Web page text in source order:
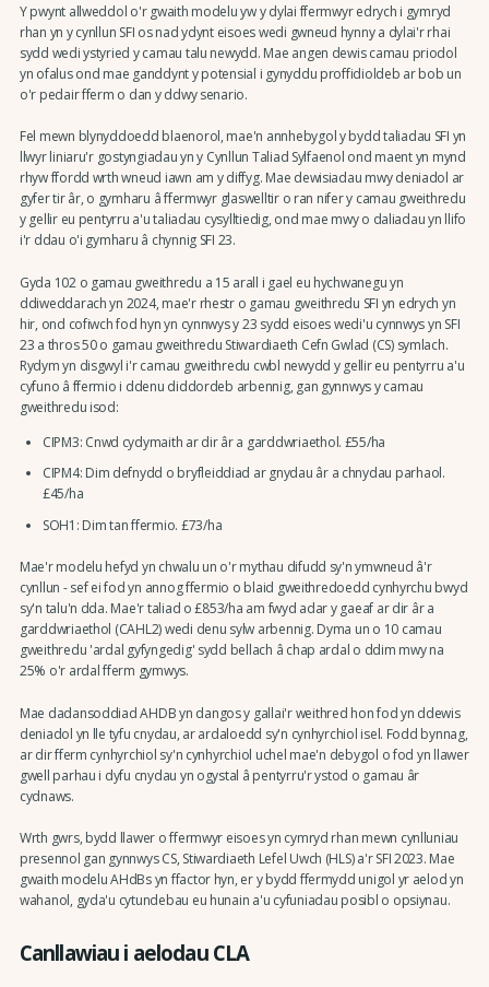
Y pwynt allweddol o'r gwaith modelu yw y dylai ffermwyr edrych i gymryd
rhan yn y cynllun SFI os nad ydynt eisoes wedi gwneud hynny a dylai'r rhai
sydd wedi ystyried y camau talu newydd. Mae angen dewis camau priodol
yn ofalus ond mae ganddynt y potensial i gynyddu proffidioldeb ar bob un
o'r pedair fferm o dan y ddwy senario.
Fel mewn blynyddoedd blaenorol, mae'n annhebygol y bydd taliadau SFI yn
llwyr liniaru'r gostyngiadau yn y Cynllun Taliad Sylfaenol ond maent yn mynd
rhyw ffordd wrth wneud iawn am y diffyg. Mae dewisiadau mwy deniadol ar
gyfer tir âr, o gymharu â ffermwyr glaswelltir o ran nifer y camau gweithredu
y gellir eu pentyrru a'u taliadau cysylltiedig, ond mae mwy o daliadau yn llifo
i'r ddau o'i gymharu â chynnig SFI 23.
Gyda 102 o gamau gweithredu a 15 arall i gael eu hychwanegu yn
ddiweddarach yn 2024, mae'r rhestr o gamau gweithredu SFI yn edrych yn
hir, ond cofiwch fod hyn yn cynnwys y 23 sydd eisoes wedi'u cynnwys yn SFI
23 a thros 50 o gamau gweithredu Stiwardiaeth Cefn Gwlad (CS) symlach.
Rydym yn disgwyl i'r camau gweithredu cwbl newydd y gellir eu pentyrru a'u
cyfuno â ffermio i ddenu diddordeb arbennig, gan gynnwys y camau
gweithredu isod:
CIPM3: Cnwd cydymaith ar dir âr a garddwriaethol. £55/ha
CIPM4: Dim defnydd o bryfleiddiad ar gnydau âr a chnydau parhaol.
£45/ha
SOH1: Dim tan ffermio. £73/ha
Mae'r modelu hefyd yn chwalu un o'r mythau difudd sy'n ymwneud â'r
cynllun - sef ei fod yn annog ffermio o blaid gweithredoedd cynhyrchu bwyd
sy'n talu'n dda. Mae'r taliad o £853/ha am fwyd adar y gaeaf ar dir âr a
garddwriaethol (CAHL2) wedi denu sylw arbennig. Dyma un o 10 camau
gweithredu 'ardal gyfyngedig' sydd bellach â chap ardal o ddim mwy na
25% o'r ardal fferm gymwys.
Mae dadansoddiad AHDB yn dangos y gallai'r weithred hon fod yn ddewis
deniadol yn lle tyfu cnydau, ar ardaloedd sy'n cynhyrchiol isel. Fodd bynnag,
ar dir fferm cynhyrchiol sy'n cynhyrchiol uchel mae'n debygol o fod yn llawer
gwell parhau i dyfu cnydau yn ogystal â pentyrru'r ystod o gamau âr
cydnaws.
Wrth gwrs, bydd llawer o ffermwyr eisoes yn cymryd rhan mewn cynlluniau
presennol gan gynnwys CS, Stiwardiaeth Lefel Uwch (HLS) a'r SFI 2023. Mae
gwaith modelu AHdBs yn ffactor hyn, er y bydd ffermydd unigol yr aelod yn
wahanol, gyda'u cytundebau eu hunain a'u cyfuniadau posibl o opsiynau.
Canllawiau i aelodau CLA